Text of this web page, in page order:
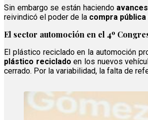
Sin embargo se están haciendo
reivindicó el poder de la compra
El sector automoción en el 4º
El plástico reciclado en la automoción
plástico recicladoen los nuevos
cerrado. Por la variabilidad, la falta de